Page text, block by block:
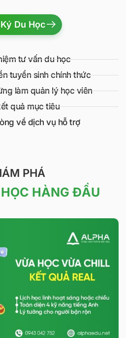
Du Học
tư vấn du học
tuyển sinh chính thức
làm quản lý học viên
quả mục tiêu
về dịch vụ hỗ trợ
PHÁ
HÀNG ĐẦU